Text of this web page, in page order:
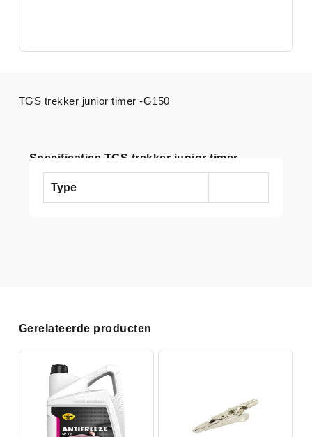
Specificaties TGS trekker junior timer
Type
TGS trekker junior timer -G150
Gerelateerde producten